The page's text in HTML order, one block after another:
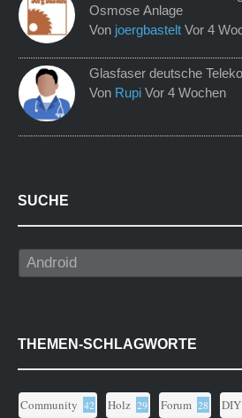
Osmose Anlage
Von joergbastelt Vor 4
Glasfaser deutsche
Von Rupi Vor 4 Wochen
SUCHE
THEMEN-SCHLAGWORTE
Community 42 Holz 29 Forum 28 DIY